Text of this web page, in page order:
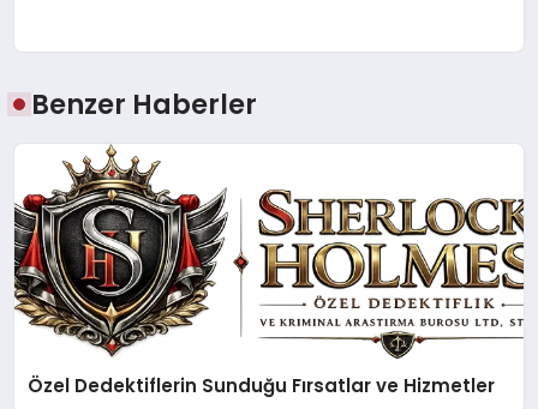
Benzer Haberler
Özel Dedektiflerin Sunduğu Fırsatlar ve Hizmetler